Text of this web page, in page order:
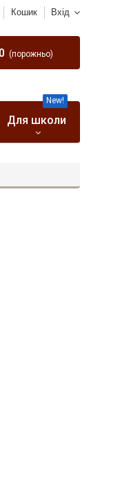
Вхід
Кошик
0 (порожньо)
Для школи
New!